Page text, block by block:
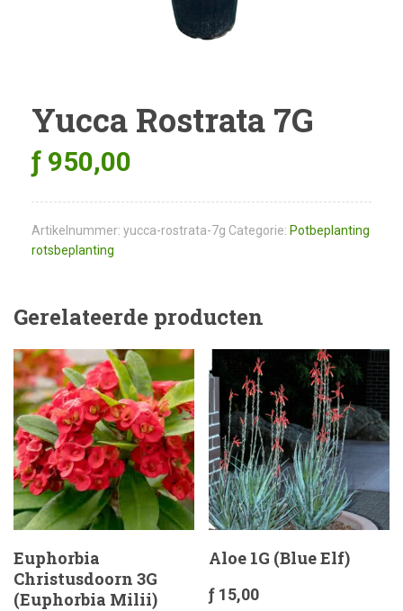
Yucca Rostrata 7G
ƒ 950,00
Artikelnummer: yucca-rostrata-7g Categorie: Potbeplanting
rotsbeplanting
Gerelateerde producten
Euphorbia
Christusdoorn 3G
(Euphorbia Milii)
Aloe 1G (Blue Elf)
ƒ 15,00